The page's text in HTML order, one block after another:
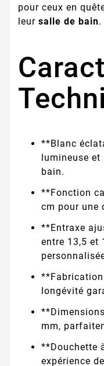
pour ceux en
leur salle de bain.
**Blanc
lumineuse
bain.
**Fonction
cm pour une
**Entraxe
entre 13,5 et
longévité
mm,
**Douchette
expérience